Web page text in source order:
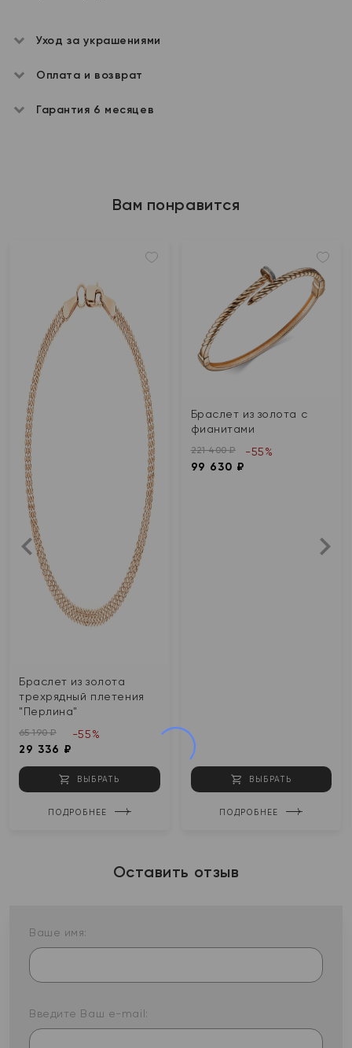
Уход за украшениями
Оплата и возврат
Гарантия 6 месяцев
Вам понравится
Браслет из золота
трехрядный плетения
"Перлина"
65 190 ₽
29 336 ₽
-55%
ВЫБРАТЬ
ПОДРОБНЕЕ
Браслет из золота с
фианитами
221 400 ₽
99 630 ₽
-55%
ВЫБРАТЬ
ПОДРОБНЕЕ
Оставить отзыв
Ваше имя:
Введите Ваш e-mail: